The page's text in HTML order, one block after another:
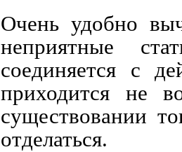
Очень удобно
неприятные
соединяется с
приходится не
существовании
отделаться.